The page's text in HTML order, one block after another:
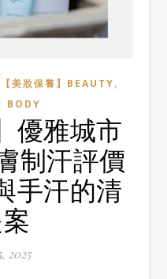
【美妝保養】BEAUTY,
BODY
優雅城市
制汗評價
手汗的清
2025